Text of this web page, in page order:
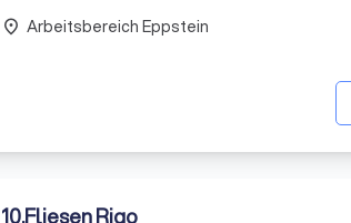
place Arbeitsbereich Eppstein
10.Fliesen Rigo